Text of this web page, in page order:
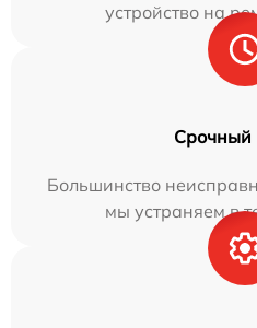
устройство на
Срочный
Большинство
мы устраняем в